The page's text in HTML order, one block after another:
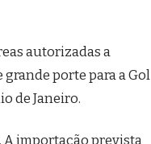
autorizadas a
porte para a Gol
de Janeiro.
A importação prevista